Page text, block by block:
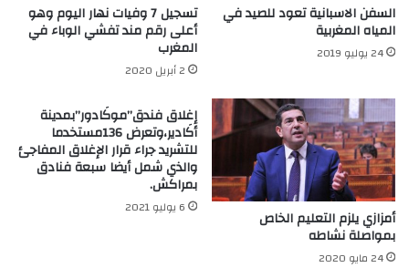
السفن الاسبانية تعود للصيد في
المياه المغربية
24 يوليو 2019
تسجيل 7 وفيات نهار اليوم وهو
أعلى رقم مند تفشي الوباء في
المغرب
2 أبريل 2020
أمزازي يلزم التعليم الخاص
بمواصلة نشاطه
24 مايو 2020
إغلاق فندق”موكَادور”بمدينة
أكَادير،وتعرض 136مستخدما
للتشريد جراء قرار الإغلاق المفاجئ
والذي شمل أيضا سبعة فنادق
بمراكش.
6 يوليو 2021